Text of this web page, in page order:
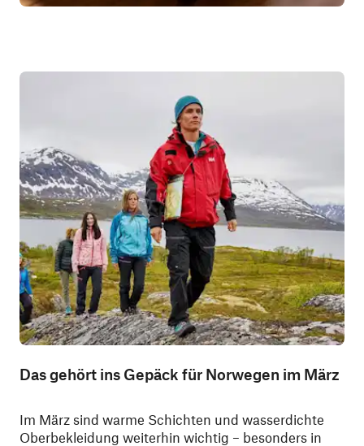
Das gehört ins Gepäck für Norwegen im März
Im März sind warme Schichten und wasserdichte
Oberbekleidung weiterhin wichtig – besonders in